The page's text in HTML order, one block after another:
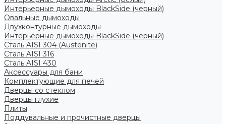
Интерьерные дымоходы BlackSide (черный)
Овальные дымоходы
Двухконтурные дымоходы
Интерьерные дымоходы BlackSide (черный)
Сталь AISI 304 (Austenite)
Сталь AISI 316
Сталь AISI 430
Аксессуары для бани
Комплектующие для печей
Дверцы со стеклом
Дверцы глухие
Плиты
Поддувальные и прочистные дверцы